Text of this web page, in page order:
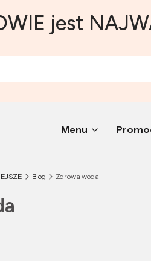
jest
Menu
Blog Zdrowa woda